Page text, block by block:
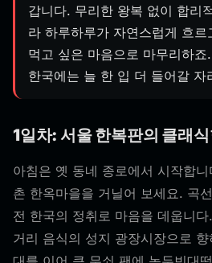
갑니다. 무리한 왕복 없이 합리
라 하루하루가 자연스럽게 흐
먹고 싶은 마음으로 마무리하
한국에는 늘 한 입 더 들어갈 자
1일차: 서울 한복판의 클래
아침은 옛 동네 종로에서 시작합
촌 한옥마을을 거닐어 보세요. 곡
전 한국의 정취로 마음을 데웁니
거리 음식의 성지 광장시장으로